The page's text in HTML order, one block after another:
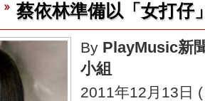
蔡依林準備以「女打仔
By PlayMusic新
小組
2011年12月13日